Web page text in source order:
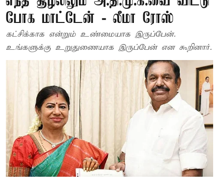
போக மாட்டேன் - லீமா ரோஸ்
கட்சிக்காக என்றும் உண்மையாக இருப்பேன்.
உங்களுக்கு உறுதுணையாக இருப்பேன் என கூறினார்.